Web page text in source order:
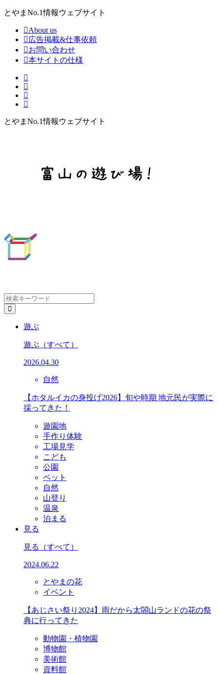
とやまNo.1情報ウェブサイト
About us
広告掲載&仕事依頼
お問い合わせ
本サイトの仕様
とやまNo.1情報ウェブサイト
遊ぶ
遊ぶ （すべて）
2026.04.30
自然
【ホタルイカの身投げ2026】旬や時期 地元民が実際に
採ってきた！
遊園地
手作り体験
工場見学
こども
公園
ペット
自然
山登り
温泉
泊まる
見る
見る （すべて）
2024.06.22
とやまの花
イベント
【あじさい祭り2024】雨だから太閤山ランドの花の祭
典に行ってきた
動物園・植物園
博物館
美術館
資料館